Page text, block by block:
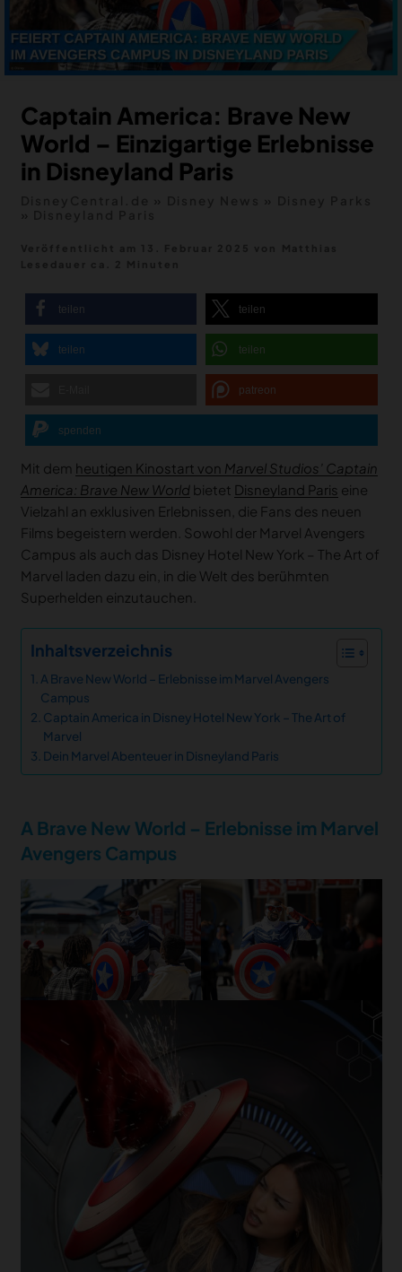
DEALS
MEIN HQ
50
Captain America: Brave New
World – Einzigartige Erlebnisse
in Disneyland Paris
teilen teilen
teilen teilen
patreon
spenden
Mit dem heutigen Kinostart von Marvel Studios’ Captain
America: Brave New Worldbietet Disneyland Paris eine
Vielzahl an exklusiven Erlebnissen, die Fans des neuen
Films begeistern werden. Sowohl der Marvel Avengers
Campus als auch das Disney Hotel New York – The Art of
Marvel laden dazu ein, in die Welt des berühmten
Superhelden einzutauchen.
Inhaltsverzeichnis
A Brave New World – Erlebnisse im Marvel Avengers
Campus
Captain America in Disney Hotel New York – The Art of
Marvel
Dein Marvel Abenteuer in Disneyland Paris
A Brave New World – Erlebnisse im Marvel
Avengers Campus